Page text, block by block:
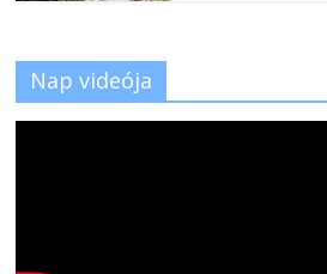
Nap videója